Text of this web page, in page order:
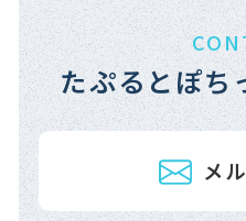
たぷるとぽち
メ